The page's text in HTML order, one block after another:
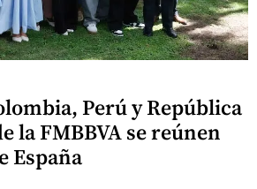
Perú y República
la FMBBVA se reúnen
España